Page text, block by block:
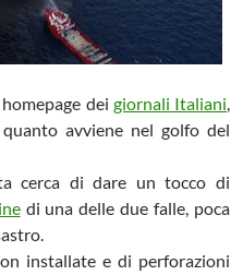
dei giornali Italiani,
avviene nel golfo del
cerca di dare un tocco di
di una delle due falle, poca
installate e di perforazioni